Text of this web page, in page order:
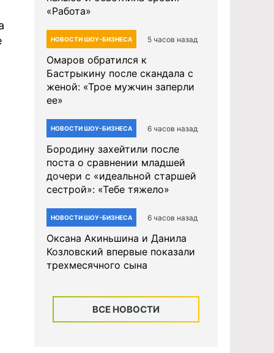
«Работа»
НОВОСТИ ШОУ-БИЗНЕСА 5 часов назад
Омаров обратился к
Бастрыкину после скандала с
женой: «Трое мужчин заперли
ее»
НОВОСТИ ШОУ-БИЗНЕСА 6 часов назад
Бородину захейтили после
поста о сравнении младшей
дочери с «идеальной старшей
сестрой»: «Тебе тяжело»
НОВОСТИ ШОУ-БИЗНЕСА 6 часов назад
Оксана Акиньшина и Данила
Козловский впервые показали
трехмесячного сына
ВСЕ НОВОСТИ